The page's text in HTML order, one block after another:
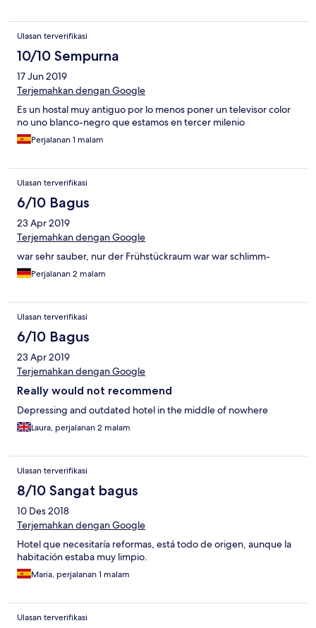
Ulasan terverifikasi
10/10 Sempurna
17 Jun 2019
Terjemahkan dengan Google
Es un hostal muy antiguo por lo menos poner un televisor color
no uno blanco-negro que estamos en tercer milenio
Perjalanan 1 malam
Ulasan terverifikasi
6/10 Bagus
23 Apr 2019
Terjemahkan dengan Google
war sehr sauber, nur der Frühstückraum war war schlimm-
Perjalanan 2 malam
Ulasan terverifikasi
6/10 Bagus
23 Apr 2019
Terjemahkan dengan Google
Really would not recommend
Depressing and outdated hotel in the middle of nowhere
Laura, perjalanan 2 malam
Ulasan terverifikasi
8/10 Sangat bagus
10 Des 2018
Terjemahkan dengan Google
Hotel que necesitaría reformas, está todo de origen, aunque la
habitación estaba muy limpio.
Maria, perjalanan 1 malam
Ulasan terverifikasi